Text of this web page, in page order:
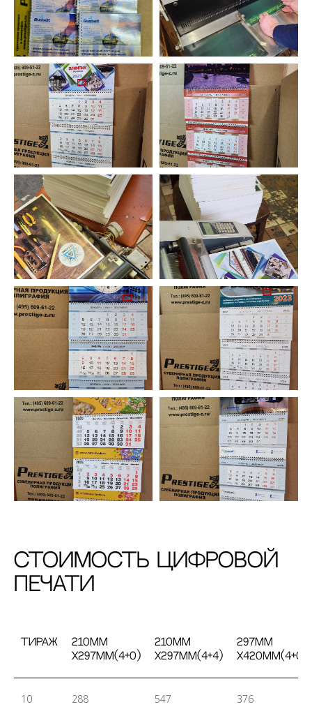
Стоимость цифровой
печати
Тираж
210мм
x297мм(4+0)
210мм
x297мм(4+4)
297мм
x420мм(4+0)
10 288 547 376